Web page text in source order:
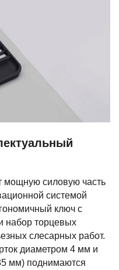
мощную силовую часть
системой
ключ с
набор торцевых
слесарных работ.
диаметром 4 мм и
мм) поднимаются